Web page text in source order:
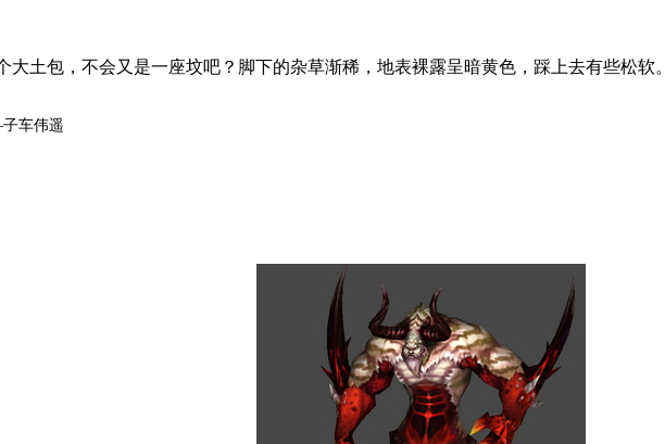
大土包，不会又是一座坟吧？脚下的杂草渐稀，地表裸露呈暗黄色，踩上去有些松软。
车伟遥